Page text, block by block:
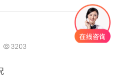
3203